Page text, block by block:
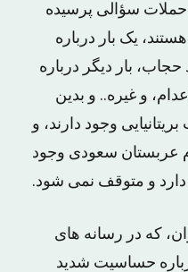
سؤالی پرسیده
یک بار درباره
حجاب، بار دیگر درباره
و غیره.. و بدین
وجود دارند، و
عربستان سعودی وجود
دارد و متوقف نمی شود.
که در رسانه های
درباره حساسیت شدید